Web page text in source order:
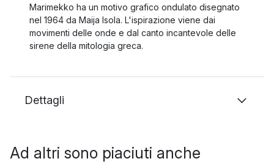
Marimekko ha un motivo grafico ondulato disegnato
nel 1964 da Maija Isola. L'ispirazione viene dai
movimenti delle onde e dal canto incantevole delle
sirene della mitologia greca.
Dettagli
Ad altri sono piaciuti anche